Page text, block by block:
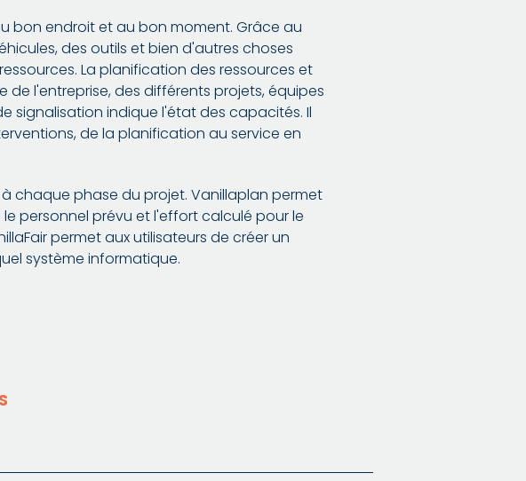
bon endroit et au bon moment. Grâce au
des outils et bien d'autres choses
La planification des ressources et
l'entreprise, des différents projets, équipes
signalisation indique l'état des capacités. Il
de la planification au service en
chaque phase du projet. Vanillaplan permet
personnel prévu et l'effort calculé pour le
permet aux utilisateurs de créer un
système informatique.